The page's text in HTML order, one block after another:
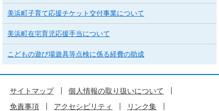
美浜町子育て応援チケット交付事業について
美浜町在宅育児応援手当について
こどもの遊び場遊具等点検に係る経費の助成
サイトマップ
個人情報の取り扱いについて
免責事項
アクセシビリティ
リンク集